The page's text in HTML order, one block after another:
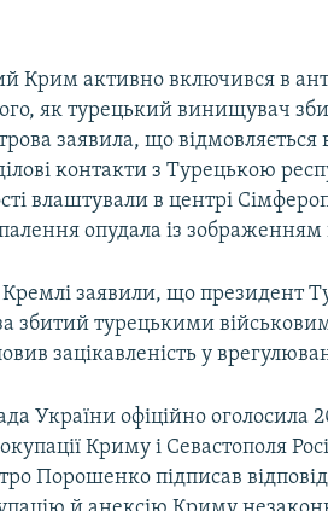
Крим активно включився в
того, як турецький винищувач
заявила, що
контакти з Турецькою
влаштували в центрі
опудала із
Кремлі заявили, що президент
збитий турецькими
зацікавленість у
України офіційно оголосила
Криму і Севастополя
Порошенко підписав